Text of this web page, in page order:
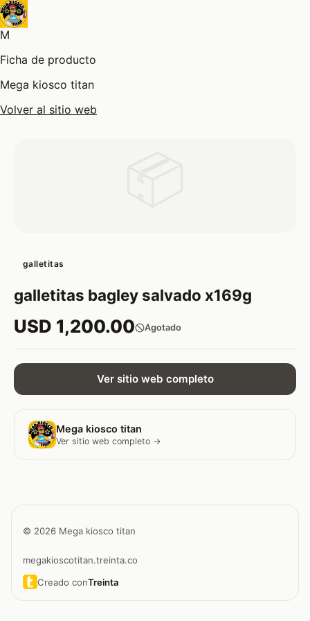
M
Ficha de producto
Mega kiosco titan
Volver al sitio web
galletitas
galletitas bagley salvado x169g
USD 1,200.00 Agotado
Ver sitio web completo
Mega kiosco titan
Ver sitio web completo →
© 2026 Mega kiosco titan
megakioscotitan.treinta.co
Creado conTreinta